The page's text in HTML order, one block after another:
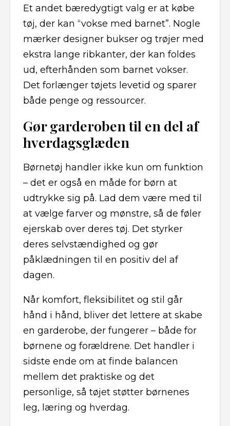
Et andet bæredygtigt valg er at købe
tøj, der kan “vokse med barnet”. Nogle
mærker designer bukser og trøjer med
ekstra lange ribkanter, der kan foldes
ud, efterhånden som barnet vokser.
Det forlænger tøjets levetid og sparer
både penge og ressourcer.
Gør garderoben til en del af
hverdagsglæden
Børnetøj handler ikke kun om funktion
– det er også en måde for børn at
udtrykke sig på. Lad dem være med til
at vælge farver og mønstre, så de føler
ejerskab over deres tøj. Det styrker
deres selvstændighed og gør
påklædningen til en positiv del af
dagen.
Når komfort, fleksibilitet og stil går
hånd i hånd, bliver det lettere at skabe
en garderobe, der fungerer – både for
børnene og forældrene. Det handler i
sidste ende om at finde balancen
mellem det praktiske og det
personlige, så tøjet støtter børnenes
leg, læring og hverdag.